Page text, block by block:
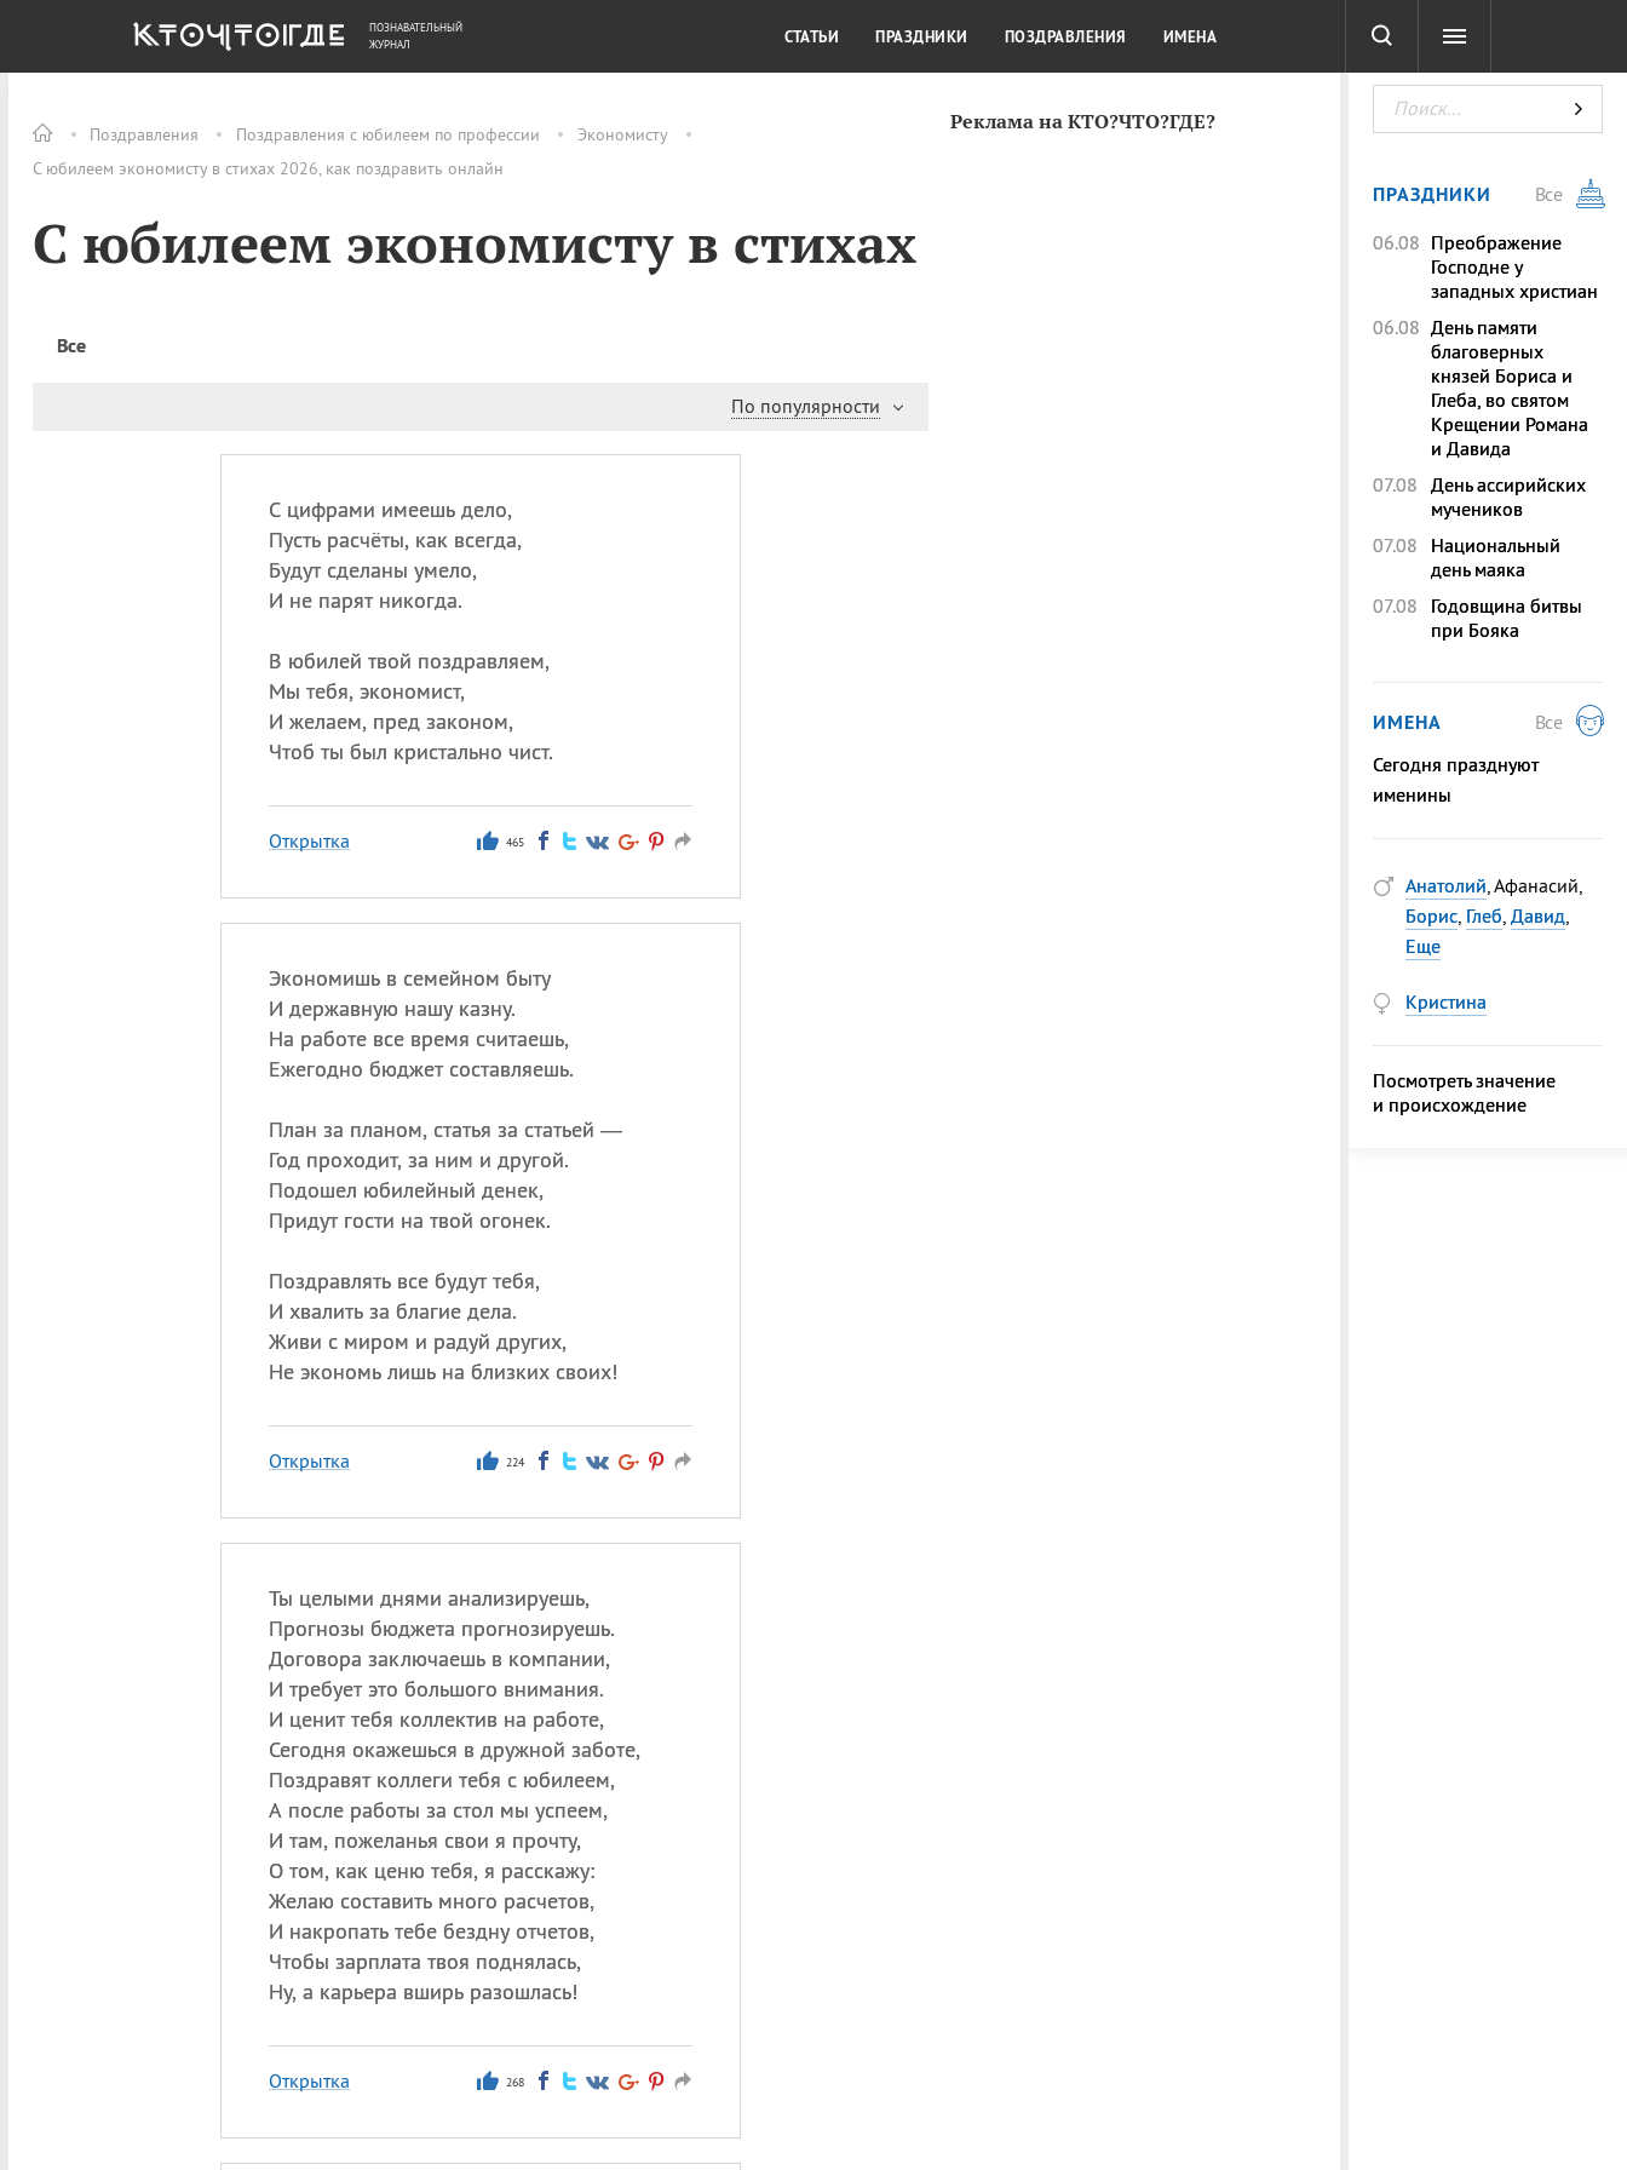
Поздравления Поздравления с юбилеем по профессии
Экономисту
С юбилеем экономисту в стихах 2026, как поздравить онлайн
С юбилеем экономисту в стихах
Все
По популярности
С цифрами имеешь дело,
Пусть расчёты, как всегда,
Будут сделаны умело,
И не парят никогда.
В юбилей твой поздравляем,
Мы тебя, экономист,
И желаем, пред законом,
Чтоб ты был кристально чист.
Открытка 465
Экономишь в семейном быту
И державную нашу казну.
На работе все время считаешь,
Ежегодно бюджет составляешь.
План за планом, статья за статьей —
Год проходит, за ним и другой.
Подошел юбилейный денек,
Придут гости на твой огонек.
Поздравлять все будут тебя,
И хвалить за благие дела.
Живи с миром и радуй других,
Не экономь лишь на близких своих!
Открытка 224
Ты целыми днями анализируешь,
Прогнозы бюджета прогнозируешь.
Договора заключаешь в компании,
И требует это большого внимания.
И ценит тебя коллектив на работе,
Сегодня окажешься в дружной заботе,
Поздравят коллеги тебя с юбилеем,
А после работы за стол мы успеем,
И там, пожеланья свои я прочту,
О том, как ценю тебя, я расскажу:
Желаю составить много расчетов,
И накропать тебе бездну отчетов,
Чтобы зарплата твоя поднялась,
Ну, а карьера вширь разошлась!
Открытка 268
Реклама на КТО?ЧТО?ГДЕ?
ОБЩЕСТВО ДЕНЬГИ КУЛЬТУРА КРАСОТА ТЕСТЫ
ПОЗНАВАТЕЛЬНЫЙ
ЖУРНАЛ
СТАТЬИ ПРАЗДНИКИ ПОЗДРАВЛЕНИЯ ИМЕНА
ПРАЗДНИКИ
Все
06.08 Преображение
Господне у
западных христиан
06.08 День памяти
благоверных
князей Бориса и
Глеба, во святом
Крещении Романа
и Давида
07.08 День ассирийских
мучеников
07.08
Национальный
день маяка
07.08
Годовщина битвы
при Бояка
ИМЕНА
Все
Сегодня празднуют
именины
Анатолий, Афанасий,
Борис, Глеб, Давид,
Еще
Кристина
Посмотреть значение
и происхождение